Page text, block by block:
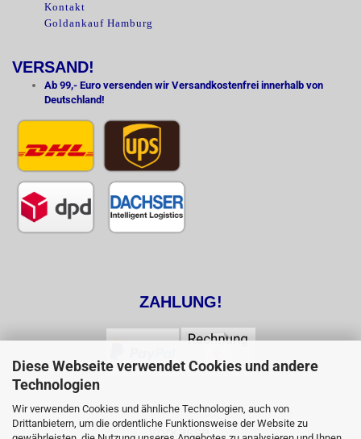
Diese Webseite verwendet Cookies und andere
Technologien
Wir verwenden Cookies und ähnliche Technologien, auch von
Drittanbietern, um die ordentliche Funktionsweise der Website zu
Kontakt
Goldankauf Hamburg
VERSAND!
Ab 99,- Euro versenden wir Versandkostenfrei innerhalb von
Deutschland!
ZAHLUNG!